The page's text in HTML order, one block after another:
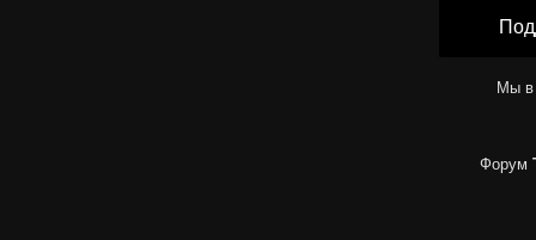
Мы в
Форум